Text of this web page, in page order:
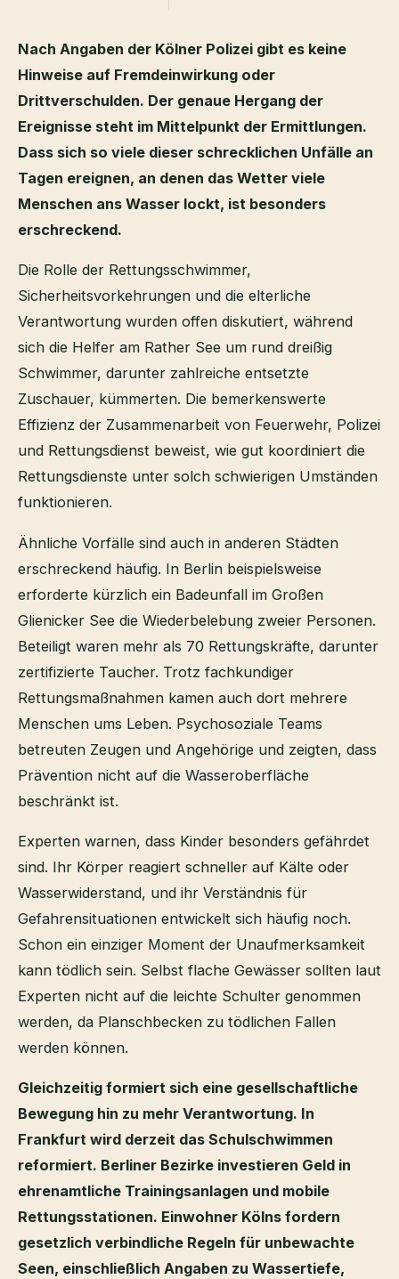
Nach Angaben der Kölner Polizei gibt es keine
Hinweise auf Fremdeinwirkung oder
Drittverschulden. Der genaue Hergang der
Ereignisse steht im Mittelpunkt der Ermittlungen.
Dass sich so viele dieser schrecklichen Unfälle an
Tagen ereignen, an denen das Wetter viele
Menschen ans Wasser lockt, ist besonders
erschreckend.
Die Rolle der Rettungsschwimmer,
Sicherheitsvorkehrungen und die elterliche
Verantwortung wurden offen diskutiert, während
sich die Helfer am Rather See um rund dreißig
Schwimmer, darunter zahlreiche entsetzte
Zuschauer, kümmerten. Die bemerkenswerte
Effizienz der Zusammenarbeit von Feuerwehr, Polizei
und Rettungsdienst beweist, wie gut koordiniert die
Rettungsdienste unter solch schwierigen Umständen
funktionieren.
Ähnliche Vorfälle sind auch in anderen Städten
erschreckend häufig. In Berlin beispielsweise
erforderte kürzlich ein Badeunfall im Großen
Glienicker See die Wiederbelebung zweier Personen.
Beteiligt waren mehr als 70 Rettungskräfte, darunter
zertifizierte Taucher. Trotz fachkundiger
Rettungsmaßnahmen kamen auch dort mehrere
Menschen ums Leben. Psychosoziale Teams
betreuten Zeugen und Angehörige und zeigten, dass
Prävention nicht auf die Wasseroberfläche
beschränkt ist.
Experten warnen, dass Kinder besonders gefährdet
sind. Ihr Körper reagiert schneller auf Kälte oder
Wasserwiderstand, und ihr Verständnis für
Gefahrensituationen entwickelt sich häufig noch.
Schon ein einziger Moment der Unaufmerksamkeit
kann tödlich sein. Selbst flache Gewässer sollten laut
Experten nicht auf die leichte Schulter genommen
werden, da Planschbecken zu tödlichen Fallen
werden können.
Gleichzeitig formiert sich eine gesellschaftliche
Bewegung hin zu mehr Verantwortung. In
Frankfurt wird derzeit das Schulschwimmen
reformiert. Berliner Bezirke investieren Geld in
ehrenamtliche Trainingsanlagen und mobile
Rettungsstationen. Einwohner Kölns fordern
gesetzlich verbindliche Regeln für unbewachte
Seen, einschließlich Angaben zu Wassertiefe,